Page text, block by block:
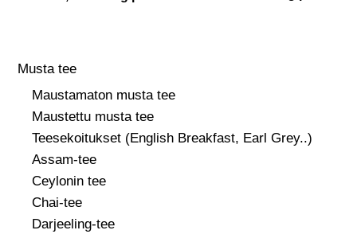
Musta tee
Maustamaton musta tee
Maustettu musta tee
Teesekoitukset (English Breakfast, Earl Grey..)
Assam-tee
Ceylonin tee
Chai-tee
Darjeeling-tee